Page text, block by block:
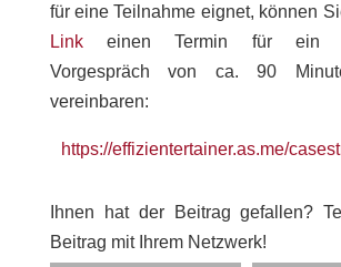
für eine Teilnahme eignet, können
Linkeinen Termin für ein
Vorgespräch von ca. 90
vereinbaren:
https://effizientertainer.as.me/
Ihnen hat der Beitrag gefallen?
Beitrag mit Ihrem Netzwerk!